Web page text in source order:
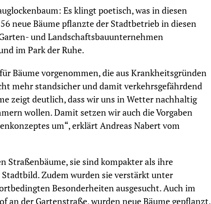
Es klingt poetisch, was in diesen
neue Bäume pflanzte der Stadtbetrieb in diesen
und Landschaftsbauunternehmen
im Park der Ruhe.
Bäume vorgenommen, die aus Krankheitsgründen
mehr standsicher und damit verkehrsgefährdend
zeigt deutlich, dass wir uns in Wetter nachhaltig
wollen. Damit setzen wir auch die Vorgaben
um“, erklärt Andreas Nabert vom
Straßenbäume, sie sind kompakter als ihre
Stadtbild. Zudem wurden sie verstärkt unter
Besonderheiten ausgesucht. Auch im
an der Gartenstraße, wurden neue Bäume gepflanzt.